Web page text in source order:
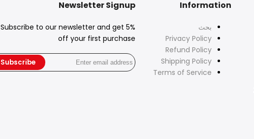
Information
بحث
Privacy Policy
Refund Policy
Shipping Policy
Terms of Service
Newsletter Signup
Subscribe to our newsletter and get 5%
off your first purchase
Subscribe